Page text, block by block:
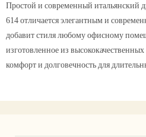
Простой и современный итальянский
614 отличается элегантным и
добавит стиля любому офисному
изготовленное из
комфорт и долговечность для